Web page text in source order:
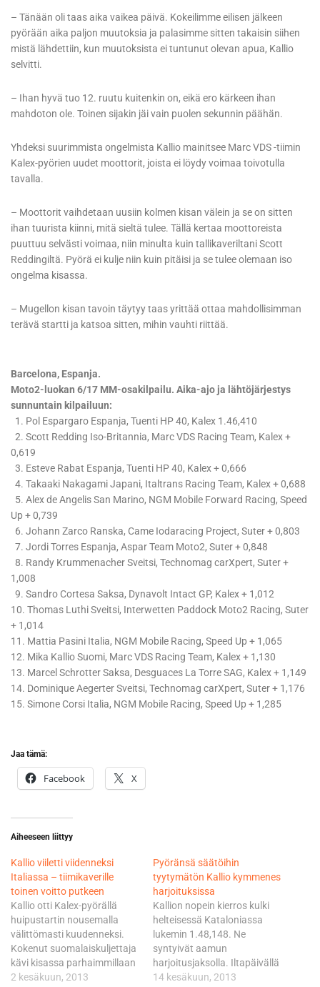
– Tänään oli taas aika vaikea päivä. Kokeilimme eilisen jälkeen
pyörään aika paljon muutoksia ja palasimme sitten takaisin siihen
mistä lähdettiin, kun muutoksista ei tuntunut olevan apua, Kallio
selvitti.
– Ihan hyvä tuo 12. ruutu kuitenkin on, eikä ero kärkeen ihan
mahdoton ole. Toinen sijakin jäi vain puolen sekunnin päähän.
Yhdeksi suurimmista ongelmista Kallio mainitsee Marc VDS -tiimin
Kalex-pyörien uudet moottorit, joista ei löydy voimaa toivotulla
tavalla.
– Moottorit vaihdetaan uusiin kolmen kisan välein ja se on sitten
ihan tuurista kiinni, mitä sieltä tulee. Tällä kertaa moottoreista
puuttuu selvästi voimaa, niin minulta kuin tallikaveriltani Scott
Reddingiltä. Pyörä ei kulje niin kuin pitäisi ja se tulee olemaan iso
ongelma kisassa.
– Mugellon kisan tavoin täytyy taas yrittää ottaa mahdollisimman
terävä startti ja katsoa sitten, mihin vauhti riittää.
Barcelona, Espanja.
Moto2-luokan 6/17 MM-osakilpailu. Aika-ajo ja lähtöjärjestys
sunnuntain kilpailuun:
1. Pol Espargaro Espanja, Tuenti HP 40, Kalex 1.46,410
2. Scott Redding Iso-Britannia, Marc VDS Racing Team, Kalex +
0,619
3. Esteve Rabat Espanja, Tuenti HP 40, Kalex + 0,666
4. Takaaki Nakagami Japani, Italtrans Racing Team, Kalex + 0,688
5. Alex de Angelis San Marino, NGM Mobile Forward Racing, Speed
Up + 0,739
6. Johann Zarco Ranska, Came Iodaracing Project, Suter + 0,803
7. Jordi Torres Espanja, Aspar Team Moto2, Suter + 0,848
8. Randy Krummenacher Sveitsi, Technomag carXpert, Suter +
1,008
9. Sandro Cortesa Saksa, Dynavolt Intact GP, Kalex + 1,012
10. Thomas Luthi Sveitsi, Interwetten Paddock Moto2 Racing, Suter
+ 1,014
11. Mattia Pasini Italia, NGM Mobile Racing, Speed Up + 1,065
12. Mika Kallio Suomi, Marc VDS Racing Team, Kalex + 1,130
13. Marcel Schrotter Saksa, Desguaces La Torre SAG, Kalex + 1,149
14. Dominique Aegerter Sveitsi, Technomag carXpert, Suter + 1,176
15. Simone Corsi Italia, NGM Mobile Racing, Speed Up + 1,285
Jaa tämä:
Facebook X
Aiheeseen liittyy
Kallio viiletti viidenneksi
Italiassa – tiimikaverille
toinen voitto putkeen
Kallio otti Kalex-pyörällä
huipustartin nousemalla
välittömasti kuudenneksi.
Kokenut suomalaiskuljettaja
kävi kisassa parhaimmillaan
jo neljäntenä, kunnnes
2 kesäkuun, 2013
Pyöränsä säätöihin
tyytymätön Kallio kymmenes
harjoituksissa
Kallion nopein kierros kulki
helteisessä Kataloniassa
lukemin 1.48,148. Ne
syntyivät aamun
harjoitusjaksolla. Iltapäivällä
Kallio ajoi Kalex-pyörällään
14 kesäkuun, 2013